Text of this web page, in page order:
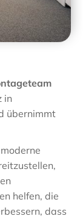
in
übernimmt
helfen, die
dass